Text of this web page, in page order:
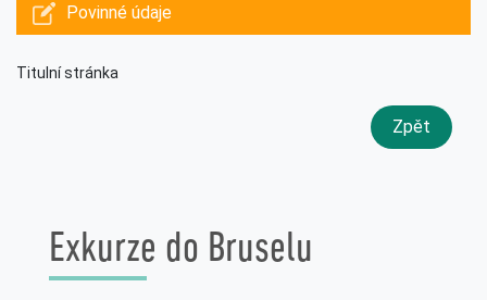
Povinné údaje
Titulní stránka
Exkurze do Bruselu
Zpět